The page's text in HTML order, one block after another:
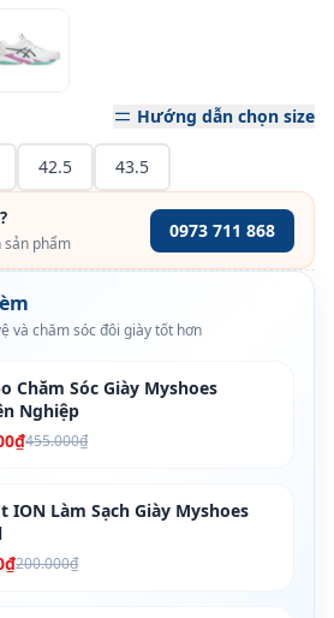
Hướng dẫn chọn size
42.5 43.5
sản phẩm
0973 711 868
và chăm sóc đôi giày tốt hơn
Chăm Sóc Giày Myshoes
Nghiệp
455.000₫
ION Làm Sạch Giày Myshoes
200.000₫